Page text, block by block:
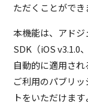
ただくことができ
本機能は、アド
SDK（iOS v3.1.0
自動的に適用さ
ご利用のパブリ
トをいただけます